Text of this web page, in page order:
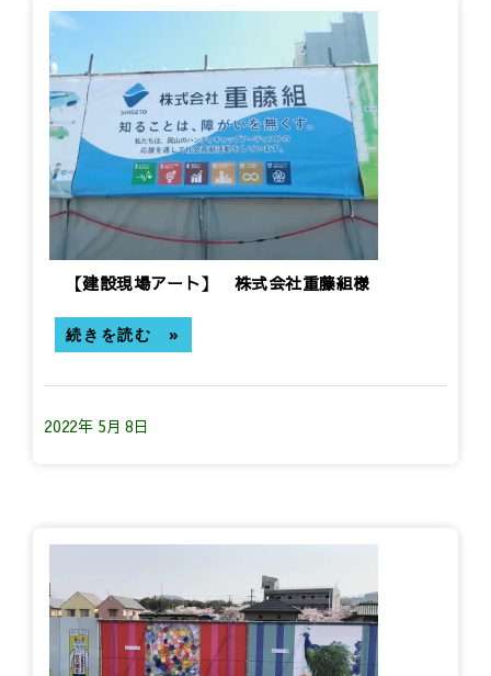
【建設現場アート】 株式会社重藤組様
続きを読む »
2022年 5月 8日